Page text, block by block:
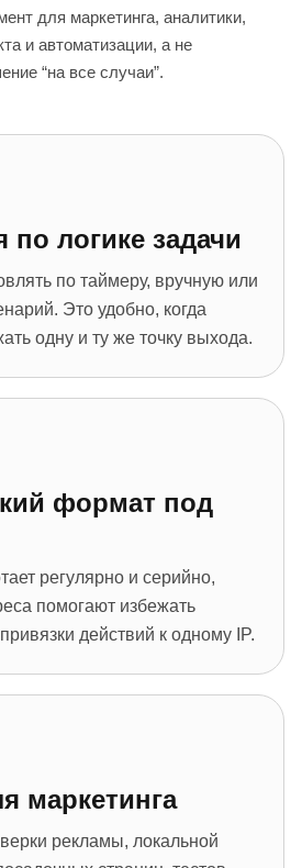
для маркетинга, аналитики,
и автоматизации, а не
“на все случаи”.
по логике задачи
по таймеру, вручную или
Это удобно, когда
одну и ту же точку выхода.
формат под
регулярно и серийно,
помогают избежать
действий к одному IP.
маркетинга
рекламы, локальной